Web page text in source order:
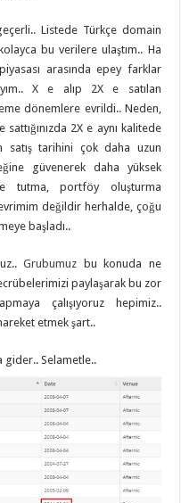
Listede Türkçe domain
bu verilere ulaştım.. Ha
arasında epey farklar
X e alıp 2X e satılan
dönemlere evrildi.. Neden,
2X e aynı kalitede
satış tarihini çok daha uzun
güvenerek daha yüksek
tutma, portföy oluşturma
değildir herhalde, çoğu
başladı..
Grubumuz bu konuda ne
paylaşarak bu zor
çalışıyoruz hepimiz..
etmek şart..
gider.. Selametle..